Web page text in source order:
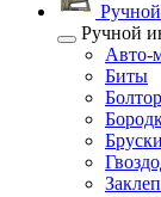
Ручной
Авто-
Биты